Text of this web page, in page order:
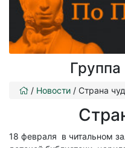
Группа
/ Новости / Страна
18 февраля в читальном